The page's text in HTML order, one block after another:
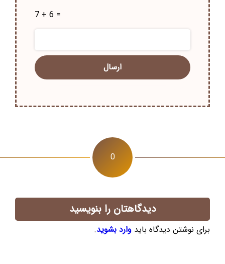
7 + 6 =
0
دیدگاهتان را بنویسید
برای نوشتن دیدگاه باید وارد بشوید.